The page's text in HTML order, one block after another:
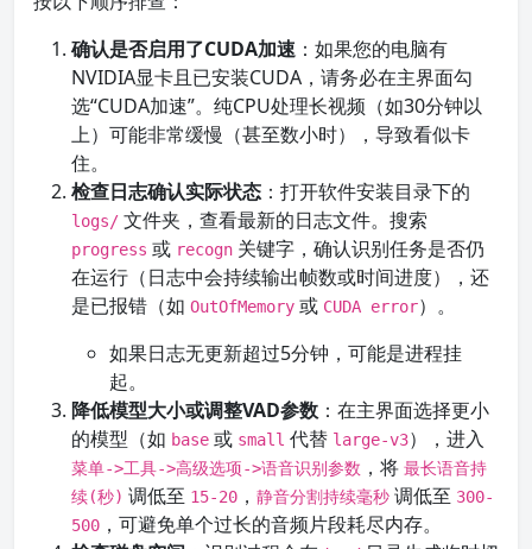
确认是否启用了CUDA加速 ：如果您的电脑有
NVIDIA显卡且已安装CUDA，请务必在主界面勾
选“CUDA加速”。纯CPU处理长视频（如30分钟以
上）可能非常缓慢（甚至数小时），导致看似卡
住。
检查日志确认实际状态 ：打开软件安装目录下的
logs/ 文件夹，查看最新的日志文件。搜索
progress 或 recogn 关键字，确认识别任务是否仍
在运行（日志中会持续输出帧数或时间进度），还
是已报错（如 OutOfMemory 或 CUDA error）。
如果日志无更新超过5分钟，可能是进程挂
起。
降低模型大小或调整VAD参数 ：在主界面选择更小
的模型（如 base 或 small 代替 large-v3），进入
菜单->工具->高级选项->语音识别参数 ，将 最长语音持
续(秒) 调低至 15-20 ， 静音分割持续毫秒 调低至 300-
500 ，可避免单个过长的音频片段耗尽内存。